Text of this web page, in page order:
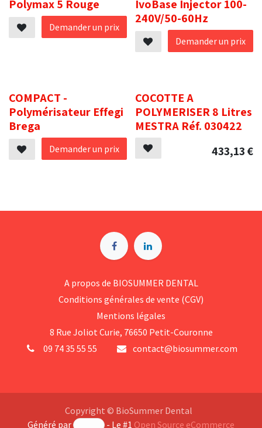
Polymax 5 Rouge
Demander un prix
IvoBase Injector 100-
240V/50-60Hz
Demander un prix
COMPACT -
Polymérisateur Effegi
Brega
Demander un prix
COCOTTE A
POLYMERISER 8 Litres
MESTRA Réf. 030422
433,13€
A p​ropos de BIOSUMMER DENTAL
Conditions générales d​e vente (CGV)
Mentions légales
8 Rue Jol​iot Curie, 76650 Petit-Couronne
09 74 35 55 55
contact@biosummer.com
Copyright © BioSummer Dental
Généré par
- Le #1 Open Source eCommerce